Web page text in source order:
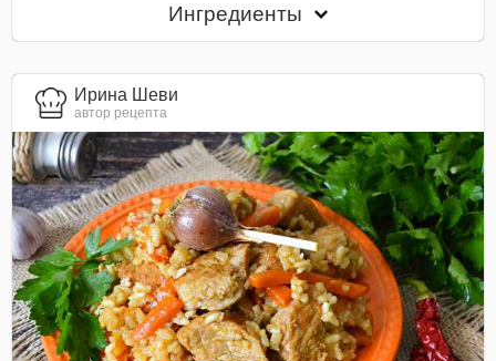
Ингредиенты
Ирина Шеви
автор рецепта